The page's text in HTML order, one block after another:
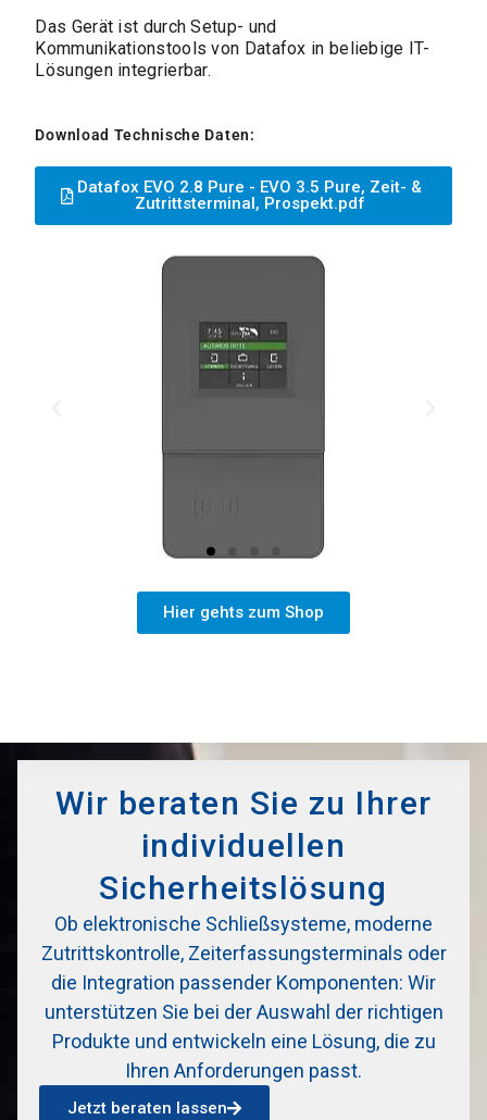
Das Gerät ist durch Setup- und
Kommunikationstools von Datafox in beliebige IT-
Lösungen integrierbar.
Download Technische Daten:
Datafox EVO 2.8 Pure - EVO 3.5 Pure, Zeit- &
Zutrittsterminal, Prospekt.pdf
Hier gehts zum Shop
Wir beraten Sie zu Ihrer
individuellen
Sicherheitslösung
Ob elektronische Schließsysteme, moderne
Zutrittskontrolle, Zeiterfassungsterminals oder
die Integration passender Komponenten: Wir
unterstützen Sie bei der Auswahl der richtigen
Produkte und entwickeln eine Lösung, die zu
Ihren Anforderungen passt.
Jetzt beraten lassen